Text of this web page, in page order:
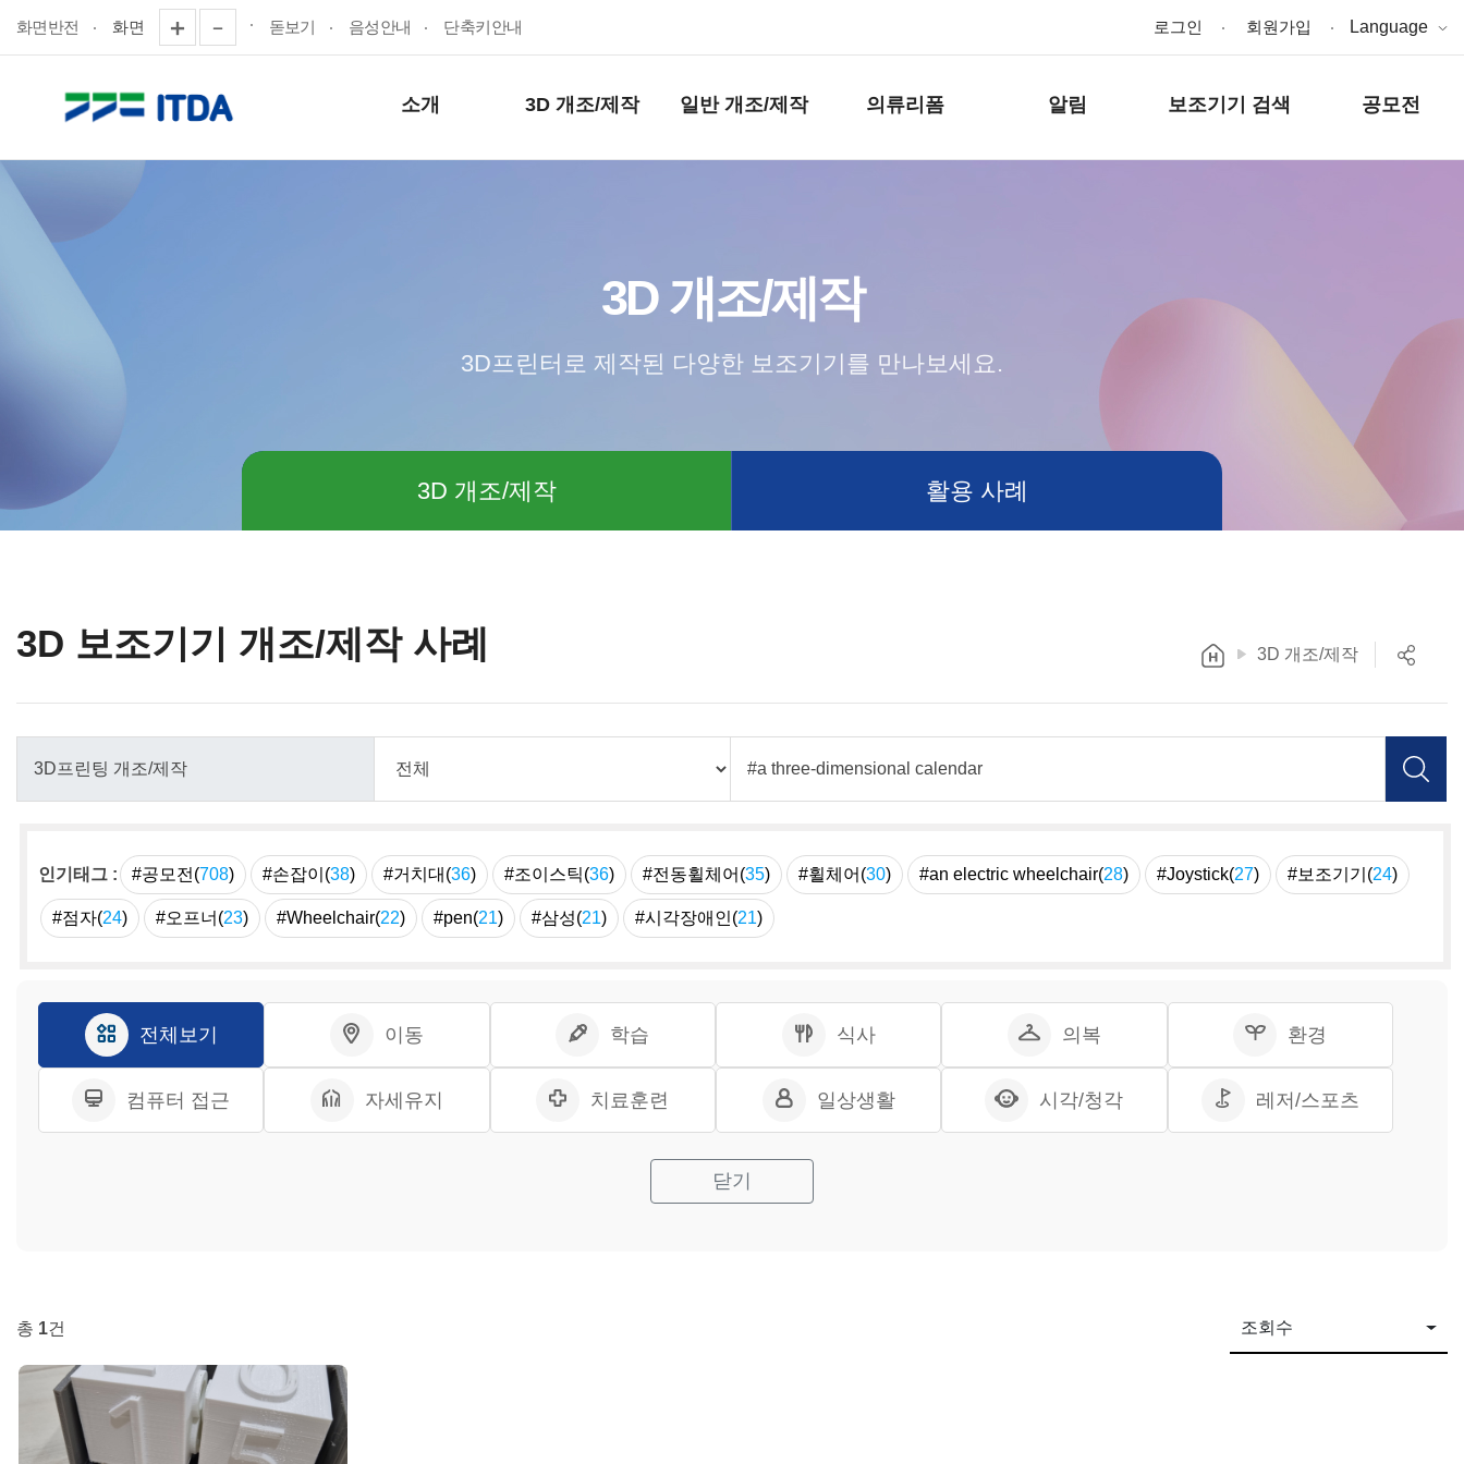
화면반전 화면 돋보기 음성안내 단축키안내 로그인 회원가입 Language
소개 3D 개조/제작 일반 개조/제작 의류리폼 알림 보조기기 검색 공모전
3D 개조/제작
3D프린터로 제작된 다양한 보조기기를 만나보세요.
3D 개조/제작 활용 사례
3D 보조기기 개조/제작 사례 3D 개조/제작
인기태그 : #공모전(708) #손잡이(38) #거치대(36) #조이스틱(36) #전동휠체어(35) #휠체어(30) #an electric wheelchair(28) #Joystick(27) #보조기기(24)
#점자(24) #오프너(23) #Wheelchair(22) #pen(21) #삼성(21) #시각장애인(21)
전체보기 이동 학습 식사 의복 환경
컴퓨터 접근 자세유지 치료훈련 일상생활 시각/청각 레저/스포츠
닫기
총 1건 조회수